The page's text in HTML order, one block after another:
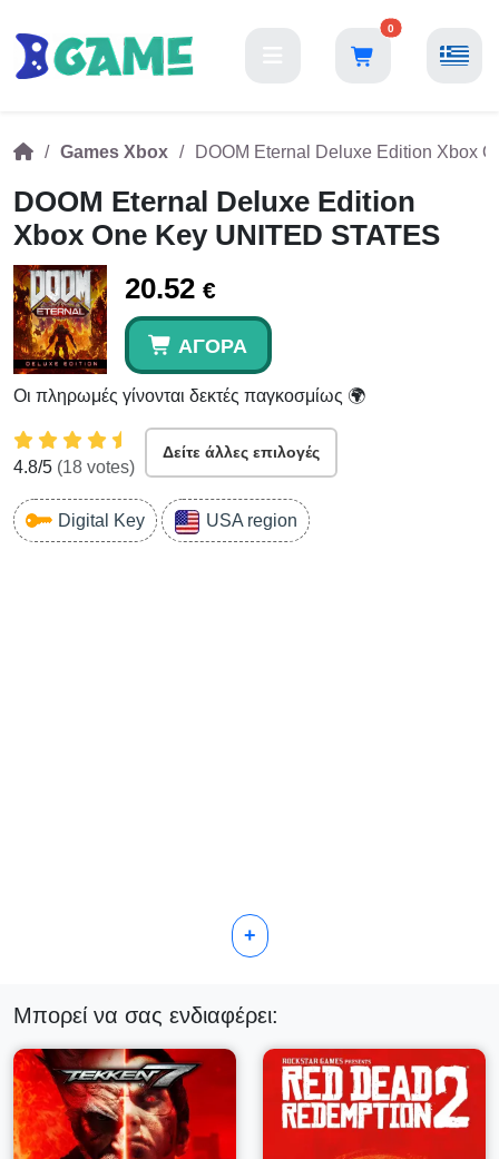
0
Games Xbox DOOM Eternal Deluxe Edition Xbox
DOOM Eternal Deluxe Edition
Xbox One Key UNITED STATES
20.52 €
ΑΓΟΡΆ
Οι πληρωμές γίνονται δεκτές παγκοσμίως 🌍
4.8/5 (18 votes)
Δείτε άλλες επιλογές
Digital Key USA region
+
Μπορεί να σας ενδιαφέρει: